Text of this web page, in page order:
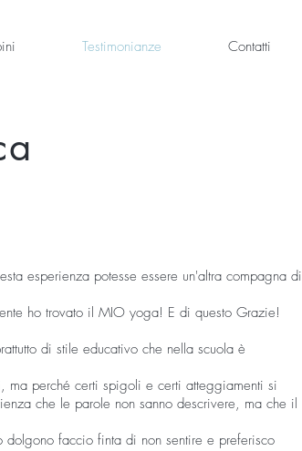
Testimonianze Contatti
esperienza potesse essere un'altra compagna di
ho trovato il MIO yoga! E di questo Grazie!
di stile educativo che nella scuola è
ma perché certi spigoli e certi atteggiamenti si
che le parole non sanno descrivere, ma che il
faccio finta di non sentire e preferisco